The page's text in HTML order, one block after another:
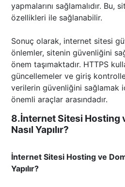
yapmalarını sağlamalıdır. Bu,
özellikleri ile sağlanabilir.
Sonuç olarak, internet sitesi
önlemler, sitenin güvenliğini
önem taşımaktadır. HTTPS
güncellemeler ve giriş
verilerin güvenliğini sağlamak
önemli araçlar arasındadır.
8.İnternet Sitesi Hosting
Nasıl Yapılır?
İnternet Sitesi Hosting ve
Yapılır?